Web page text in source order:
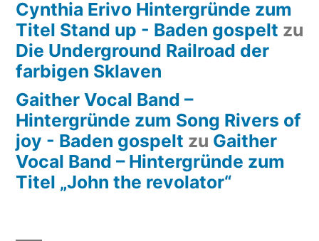
Cynthia Erivo Hintergründe zum
Titel Stand up - Baden gospelt zu
Die Underground Railroad der
farbigen Sklaven
Gaither Vocal Band –
Hintergründe zum Song Rivers of
joy - Baden gospelt zu Gaither
Vocal Band – Hintergründe zum
Titel „John the revolator“